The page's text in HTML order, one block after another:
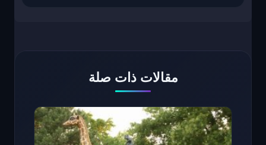
مقالات ذات صلة